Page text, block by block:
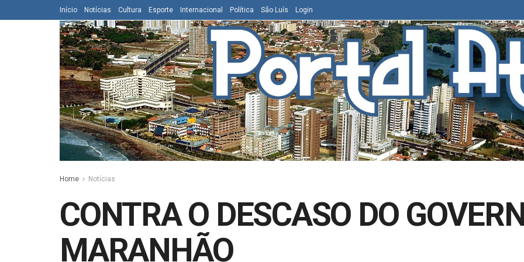
Início Notícias Cultura Esporte Internacional Política São Luís Login
Home Notícias
CONTRA O DESCASO DO
MARANHÃO